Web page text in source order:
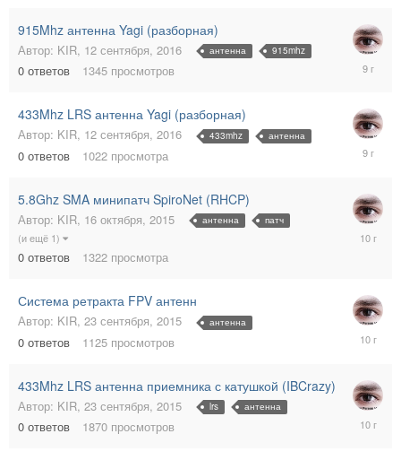
915Mhz антенна Yagi (разборная)
Автор: KIR, 12 сентября, 2016 антенна 915mhz
0 ответов 1345 просмотров
12
433Mhz LRS антенна Yagi (разборная)
Автор: KIR, 12 сентября, 2016 433mhz антенна
0 ответов 1022 просмотра
12
5.8Ghz SMA минипатч SpiroNet (RHCP)
Автор: KIR, 16 октября, 2015 антенна патч
(и ещё 1)
0 ответов 1322 просмотра
16
октября,
Система ретракта FPV антенн
Автор: KIR, 23 сентября, 2015 антенна
0 ответов 1125 просмотров
23
433Mhz LRS антенна приемника с катушкой (IBCrazy)
Автор: KIR, 23 сентября, 2015 lrs антенна
0 ответов 1870 просмотров
23